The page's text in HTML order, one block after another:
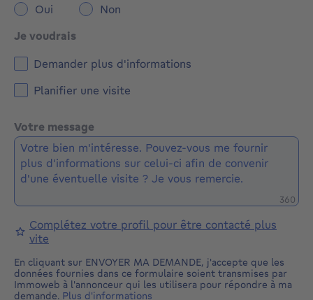
Oui
Non
Je voudrais
Demander plus d'informations
Planifier une visite
Votre message
360
Complétez votre profil pour être contacté plus
vite
En cliquant sur ENVOYER MA DEMANDE, j'accepte que les
données fournies dans ce formulaire soient transmises par
Immoweb à l'annonceur qui les utilisera pour répondre à ma
demande. Plus d'informations